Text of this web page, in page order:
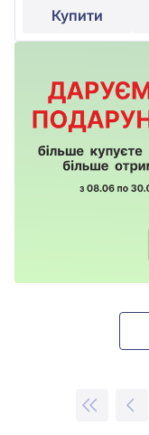
Купити